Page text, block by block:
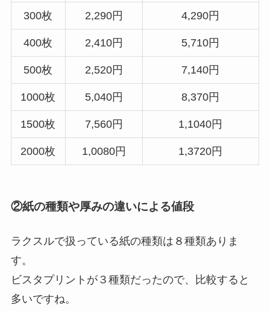
300枚 2,290円 4,290円
400枚 2,410円 5,710円
500枚 2,520円 7,140円
1000枚 5,040円 8,370円
1500枚 7,560円 1,1040円
2000枚 1,0080円 1,3720円
②紙の種類や厚みの違いによる値段
ラクスルで扱っている紙の種類は８種類ありま
す。
ビスタプリントが３種類だったので、比較すると
多いですね。